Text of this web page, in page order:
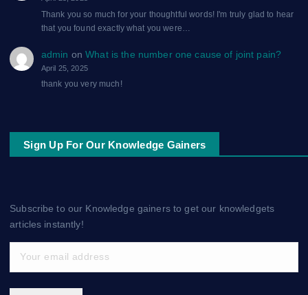
Thank you so much for your thoughtful words! I'm truly glad to hear
that you found exactly what you were…
admin onWhat is the number one cause of joint pain?
April 25, 2025
thank you very much!
Sign Up For Our Knowledge Gainers
Subscribe to our Knowledge gainers to get our knowledgets
articles instantly!